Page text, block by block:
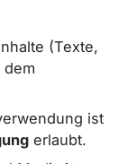
(Texte,
ist
erlaubt.